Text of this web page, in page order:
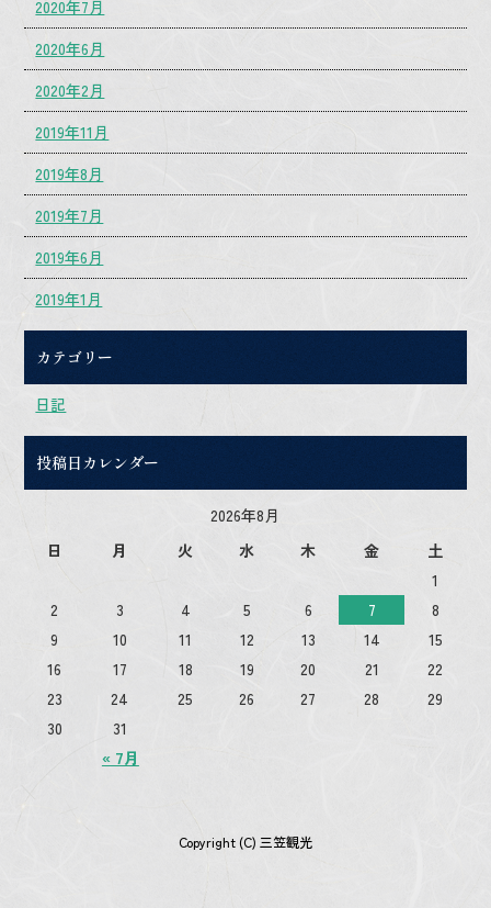
2020年7月
2020年6月
2020年2月
2019年11月
2019年8月
2019年7月
2019年6月
2019年1月
カテゴリー
日記
投稿日カレンダー
2026年8月
日
月 火 水 木 金 土
« 7月
1
2
3 4 5 6 7
8
9
10 11 12 13 14
15
16
17 18 19 20 21
22
23
24 25 26 27 28
29
30
31
Copyright (C) 三笠観光